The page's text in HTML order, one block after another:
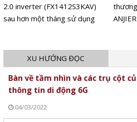
2.0 inverter (FX1412S3KAV)
sau hơn một tháng sử dụng
ANJIER
XU HƯỚNG ĐỌC
Bàn về tầm nhìn và các trụ cột
thông tin di động 6G
04/03/2022